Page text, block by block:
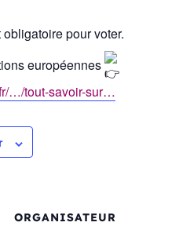
pour voter.
européennes
…/tout-savoir-sur…
ORGANISATEUR